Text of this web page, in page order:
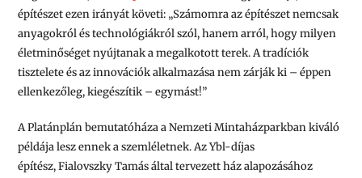
építészet ezen irányát követi: „Számomra az építészet nemcsak
anyagokról és technológiákról szól, hanem arról, hogy milyen
életminőséget nyújtanak a megalkotott terek. A tradíciók
tisztelete és az innovációk alkalmazása nem zárják ki – éppen
ellenkezőleg, kiegészítik – egymást!”
A Platánplán bemutatóháza a Nemzeti Mintaházparkban kiváló
példája lesz ennek a szemléletnek. Az Ybl-díjas
építész, Fialovszky Tamás által tervezett ház alapozásához